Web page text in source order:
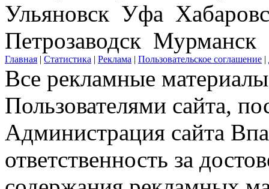
Ульяновск Уфа
Петрозаводск Мурманск
Главная | Статистика | Реклама | Пользовательское соглашение |
Все рекламные
Пользователями сайта,
Администрация сайта
ответственность за